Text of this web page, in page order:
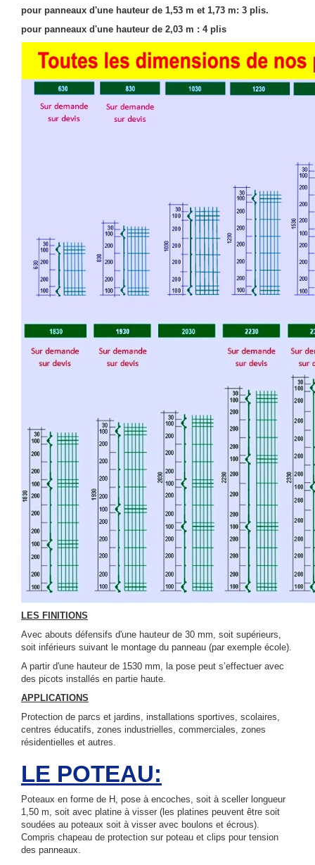
pour panneaux d'une hauteur de 1,53 m et 1,73 m: 3 plis.
pour panneaux d'une hauteur de 2,03 m : 4 plis
LES FINITIONS
Avec abouts défensifs d'une hauteur de 30 mm, soit supérieurs,
soit inférieurs suivant le montage du panneau (par exemple école).
A partir d'une hauteur de 1530 mm, la pose peut s’effectuer avec
des picots installés en partie haute.
APPLICATIONS
Protection de parcs et jardins, installations sportives, scolaires,
centres éducatifs, zones industrielles, commerciales, zones
résidentielles et autres.
LE POTEAU:
Poteaux en forme de H, pose à encoches, soit à sceller longueur
1,50 m, soit avec platine à visser (les platines peuvent être soit
soudées au poteaux soit à visser avec boulons et écrous).
Compris chapeau de protection sur poteau et clips pour tension
des panneaux.